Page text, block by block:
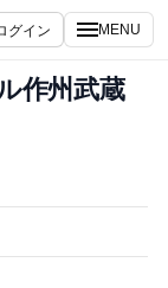
グイン MENU
作州武蔵